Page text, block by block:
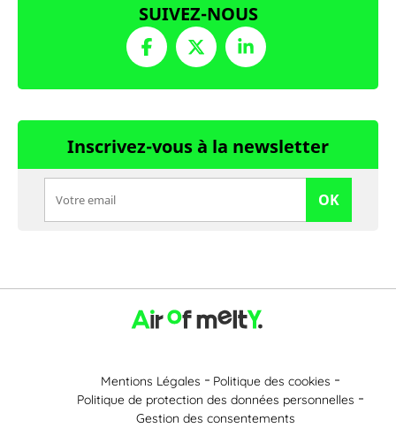
SUIVEZ-NOUS
Inscrivez-vous à la newsletter
OK
Mentions Légales
Politique des cookies
Politique de protection des données personnelles
Gestion des consentements